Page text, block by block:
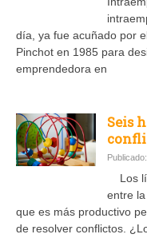
día, ya fue acuñado por
Pinchot en 1985 para
emprendedora en
Seis
Los
entre
que es más productivo
de resolver conflictos.